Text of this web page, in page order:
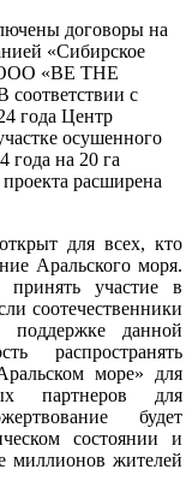
договоры на
«Сибирское
ООО «BE THE
с
года Центр
осушенного
года на 20 га
расширена
для всех, кто
Аральского моря.
принять участие в
соотечественники
поддержке данной
распространять
море» для
партнеров для
будет
состоянии и
миллионов жителей